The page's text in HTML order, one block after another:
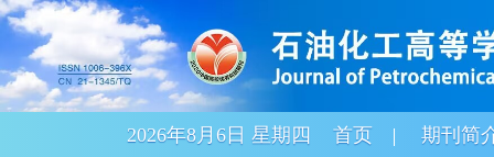
2026年8月6日 星期四 首页
期刊简